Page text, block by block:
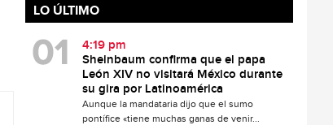
LO ÚLTIMO
4:19 pm
Sheinbaum confirma que el papa
León XIV no visitará México durante
su gira por Latinoamérica
Aunque la mandataria dijo que el sumo
pontífice «tiene muchas ganas de venir...